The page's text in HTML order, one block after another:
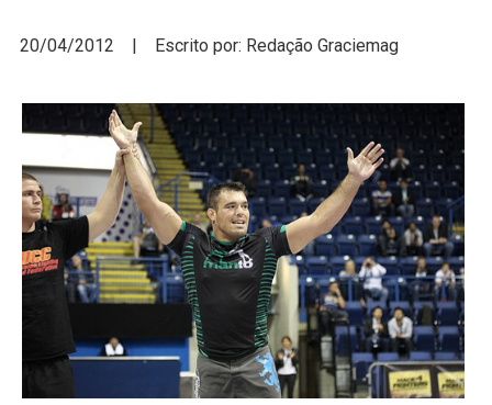
20/04/2012 | Escrito por: Redação Graciemag